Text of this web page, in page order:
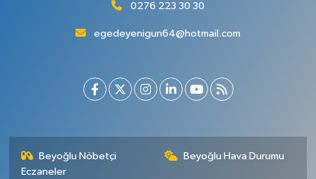
0276 223 30 30
egedeyenigun64@hotmail.com
Beyoğlu Nöbetçi
Eczaneler
Beyoğlu Hava Durumu